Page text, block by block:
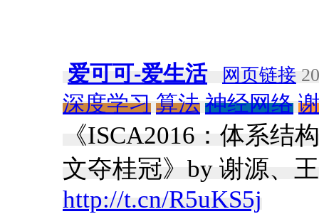
爱可可-爱生活 网页链接
深度学习 算法 神经网络
《ISCA2016：体系结
文夺桂冠》by 谢源、
http://t.cn/R5uKS5j